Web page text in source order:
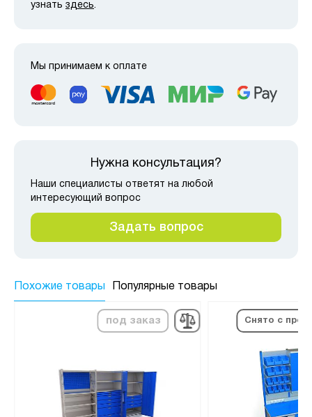
узнать здесь.
Мы принимаем к оплате
Нужна консультация?
Наши специалисты ответят на любой
интересующий вопрос
Задать вопрос
Похожие товары Популярные товары
под заказ Снято с